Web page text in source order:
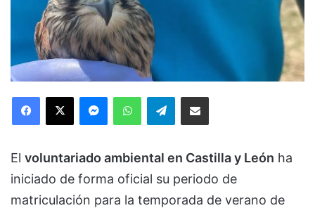
Facebook
X MessengerWhatsAppTelegramCompartir via Email
El voluntariado ambiental en Castilla y León ha
iniciado de forma oficial su periodo de
matriculación para la temporada de verano de